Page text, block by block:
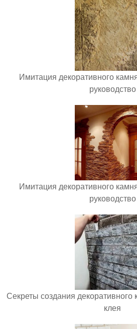
Имитация декоративного
руководство
Имитация декоративного
руководство
Секреты создания декоративного
клея